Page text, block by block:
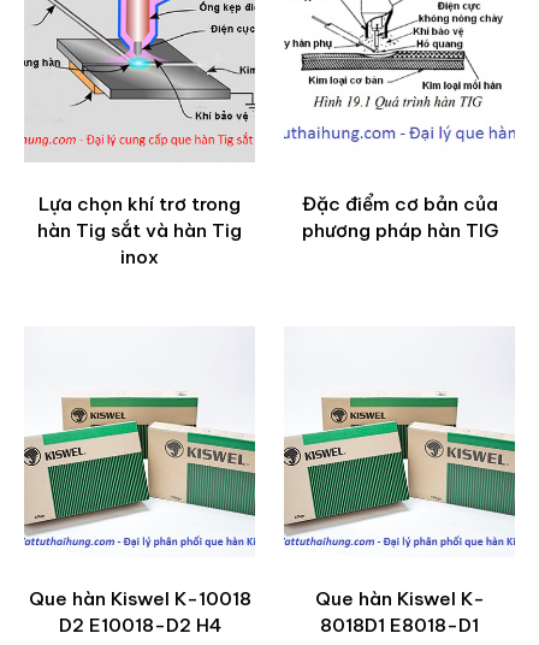
Lựa chọn khí trơ trong
hàn Tig sắt và hàn Tig
inox
Đặc điểm cơ bản của
phương pháp hàn TIG
Que hàn Kiswel K-10018
D2 E10018-D2 H4
Que hàn Kiswel K-
8018D1 E8018-D1